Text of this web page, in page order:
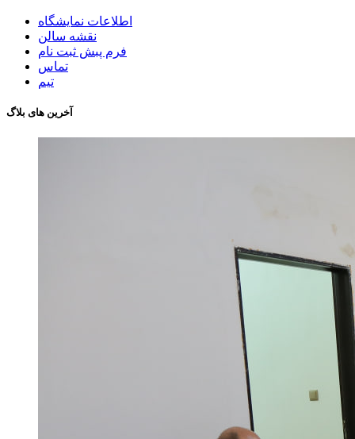
اطلاعات نمایشگاه
نقشه سالن
فرم پبش ثبت نام
تماس
تیم
آخرین های بلاگ